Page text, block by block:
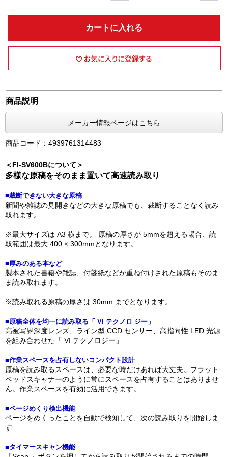
カートに入れる
商品説明
メーカー情報ページはこちら
商品コード：4939761314483
＜FI-SV600Bについて＞
多様な原稿をそのまま置いて高速読み取り
■裁断できない大きな原稿
新聞や雑誌の見開きなどの大きな原稿でも、裁断することなく読み
取れます。
※最大サイズは A3 横まで。 原稿の厚さが 5mmを超える場合、読
取範囲は最大 400 × 300mmとなります。
■厚みのある本など
製本された書籍や雑誌、付箋紙などが重ね付けされた原稿もそのま
ま読み取れます。
※読み取れる原稿の厚さは 30mm までとなります。
■原稿全体を均一に読み取る「 VI テクノロ ジー」
高被写界深度レンズ、ライン型 CCD センサー、高指向性 LED 光源
を組み合わせた「 VI テクノロジー」
■作業スペースを占有しないコンパクト設計
原稿を読み取るスペースは、必要な時だけあれば大丈夫。フラット
ベッドスキャナーのように常にスペースを占有することはありませ
ん。作業スペースを有効に活用できます。
■ページめくり検出機能
ページをめくったことを自動で検知して、次の読み取りを開始しま
す
■タイマースキャン機能